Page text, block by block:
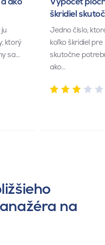
ktorý
sa…
škridiel
Jedno číslo,
koľko škridiel
skutočne
ako…
na